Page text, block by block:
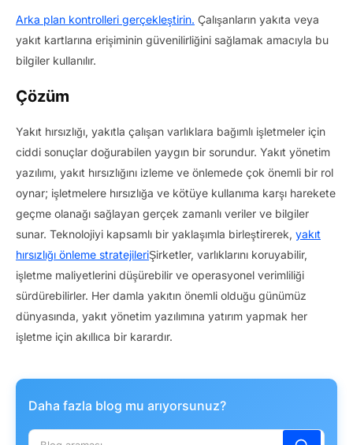
Arka plan kontrolleri gerçekleştirin. Çalışanların yakıta veya
yakıt kartlarına erişiminin güvenilirliğini sağlamak amacıyla bu
bilgiler kullanılır.
Çözüm
Yakıt hırsızlığı, yakıtla çalışan varlıklara bağımlı işletmeler için
ciddi sonuçlar doğurabilen yaygın bir sorundur. Yakıt yönetim
yazılımı, yakıt hırsızlığını izleme ve önlemede çok önemli bir rol
oynar; işletmelere hırsızlığa ve kötüye kullanıma karşı harekete
geçme olanağı sağlayan gerçek zamanlı veriler ve bilgiler
sunar. Teknolojiyi kapsamlı bir yaklaşımla birleştirerek, yakıt
hırsızlığı önleme stratejileriŞirketler, varlıklarını koruyabilir,
işletme maliyetlerini düşürebilir ve operasyonel verimliliği
sürdürebilirler. Her damla yakıtın önemli olduğu günümüz
dünyasında, yakıt yönetim yazılımına yatırım yapmak her
işletme için akıllıca bir karardır.
Daha fazla blog mu arıyorsunuz?